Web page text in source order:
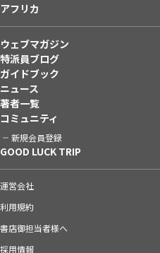
アフリカ
ウェブマガジン
特派員ブログ
ガイドブック
ニュース
著者一覧
コミュニティ
新規会員登録
GOOD LUCK TRIP
運営会社
利用規約
書店御担当者様へ
採用情報